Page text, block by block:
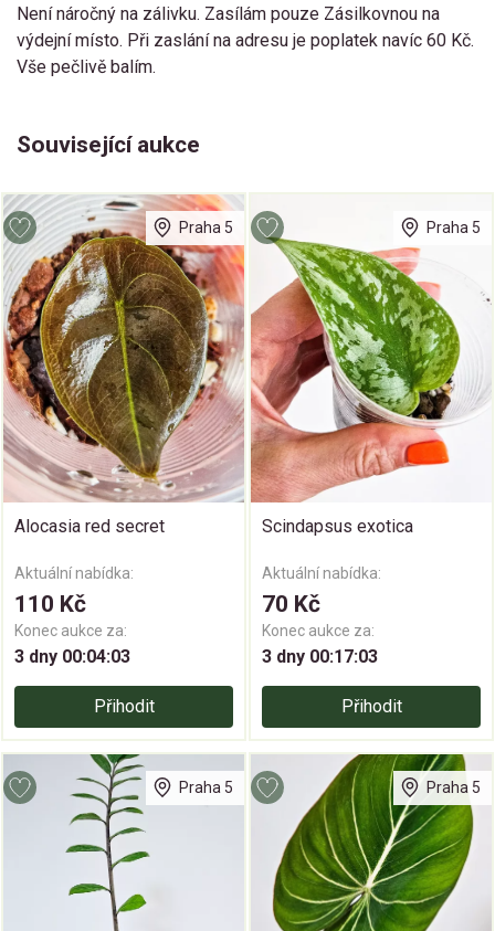
Není náročný na zálivku. Zasílám pouze Zásilkovnou na
výdejní místo. Při zaslání na adresu je poplatek navíc 60 Kč.
Vše pečlivě balím.
Související aukce
Praha 5
Alocasia red secret
Aktuální nabídka:
110 Kč
Konec aukce za:
3 dny 00:04:02
Přihodit
Praha 5
Scindapsus exotica
Aktuální nabídka:
70 Kč
Konec aukce za:
3 dny 00:17:02
Přihodit
Praha 5 Praha 5